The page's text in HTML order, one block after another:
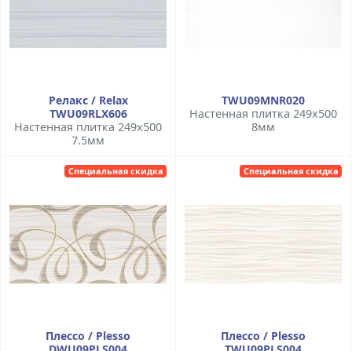
Релакс / Relax
TWU09RLX606
Настенная плитка 249x500
7.5мм
TWU09MNR020
Настенная плитка 249x500
8мм
Специальная скидка
Плессо / Plesso
Специальная скидка
Плессо / Plesso